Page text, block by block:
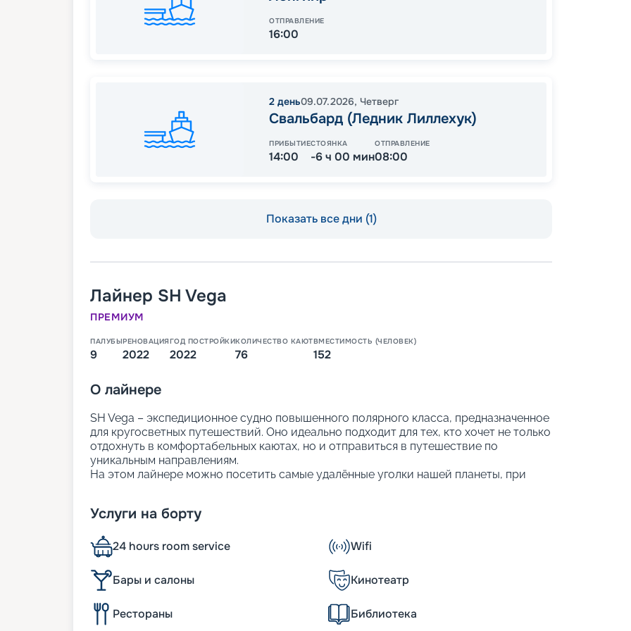
ОТПРАВЛЕНИЕ
16:00
2 день09.07.2026, Четверг
Свальбард (Ледник Лиллехук)
ПРИБЫТИЕ
14:00
СТОЯНКА
-6 ч 00 мин
ОТПРАВЛЕНИЕ
08:00
Показать все дни (1)
Лайнер SH Vega
ПРЕМИУМ
ПАЛУБЫ
9
РЕНОВАЦИЯ
2022
ГОД ПОСТРОЙКИ
2022
КОЛИЧЕСТВО КАЮТ
76
ВМЕСТИМОСТЬ (ЧЕЛОВЕК)
152
О лайнере
SH Vega – экспедиционное судно повышенного полярного класса, предназначенное
для кругосветных путешествий. Оно идеально подходит для тех, кто хочет не только
отдохнуть в комфортабельных каютах, но и отправиться в путешествие по
уникальным направлениям.
На этом лайнере можно посетить самые удалённые уголки нашей планеты, при
В навигации 2024-2026 года туристы могут выбрать круиз по Антарктике и
Аргентина, Антарктида и Чили.
На нашем сайте вы можете узнать всю подробную информацию о лайнере:
маршруты и цены на них, виды кают и инфраструктуру судна. Забронировать круиз
можно онлайн.
Размещение на борту
Услуги на борту
24 hours room service Wifi
Бары и салоны Кинотеатр
Рестораны Библиотека